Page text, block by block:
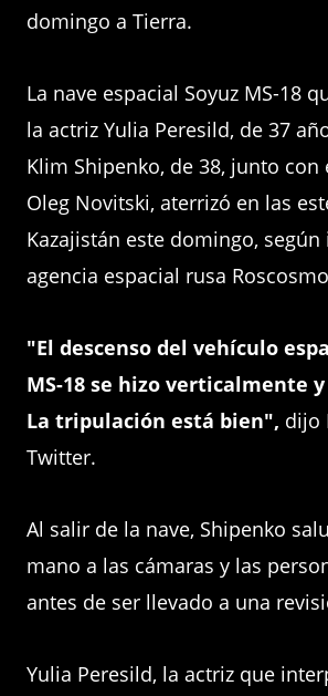
domingo a Tierra.
La nave espacial Soyuz MS-18
la actriz Yulia Peresild, de 37
Klim Shipenko, de 38, junto
Oleg Novitski, aterrizó en las
Kazajistán este domingo,
agencia espacial rusa
"El descenso del vehículo
MS-18 se hizo verticalmente
La tripulación está bien", dijo
Twitter.
Al salir de la nave, Shipenko
mano a las cámaras y las
antes de ser llevado a una
Yulia Peresild, la actriz que